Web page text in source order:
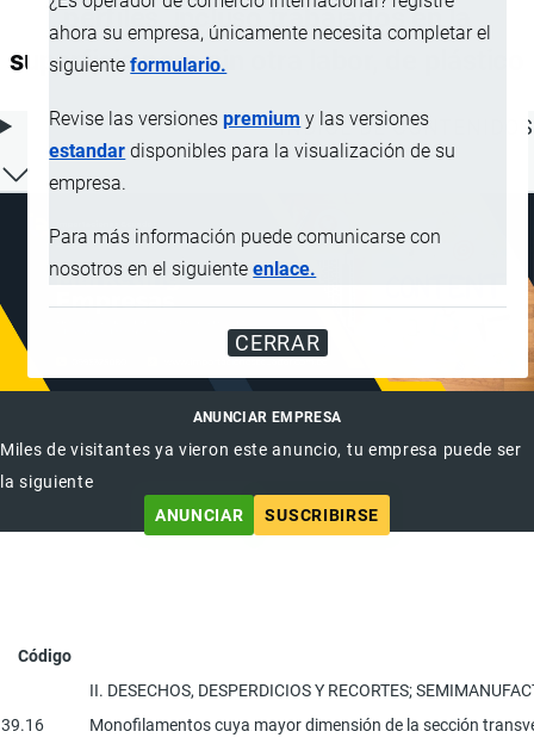
ahora su empresa, únicamente necesita completar el
siguienteformulario.
Revise las versionespremium y las versiones
estandar disponibles para la visualización de su
empresa.
Para más información puede comunicarse con
nosotros en el siguienteenlace.
CERRAR
perfiles, incluso trabajados en la
superficie pero sin otra labor, de plástico
ÍNDICE DE CONTENIDOS
ANUNCIAR EMPRESA
Miles de visitantes ya vieron este anuncio, tu empresa puede ser
la siguiente
ANUNCIAR
SUSCRIBIRSE
Código
II. DESECHOS, DESPERDICIOS Y RECORTES;
39.16
Monofilamentos cuya mayor dimensión de la sección